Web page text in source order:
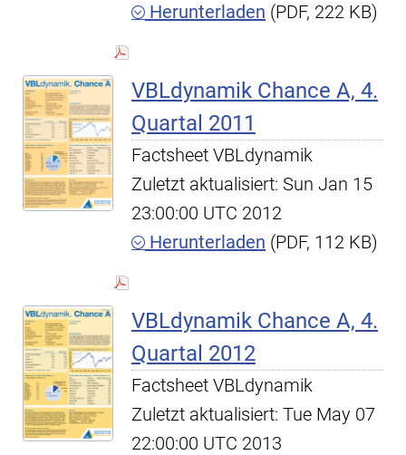
Herunterladen (PDF, 222 KB)
VBLdynamik Chance A, 4.
Quartal 2011
Factsheet VBLdynamik
Zuletzt aktualisiert: Sun Jan 15
23:00:00 UTC 2012
Herunterladen (PDF, 112 KB)
VBLdynamik Chance A, 4.
Quartal 2012
Factsheet VBLdynamik
Zuletzt aktualisiert: Tue May 07
22:00:00 UTC 2013